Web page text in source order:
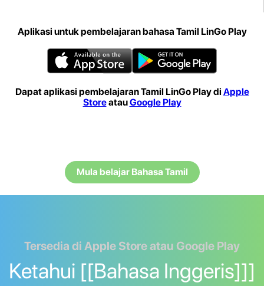
Aplikasi untuk pembelajaran bahasa Tamil LinGo Play
Dapat aplikasi pembelajaran Tamil LinGo Play di Apple
StoreatauGoogle Play
Mula belajar Bahasa Tamil
Tersedia di Apple Store atau Google Play
Ketahui [[Bahasa Inggeris]]]